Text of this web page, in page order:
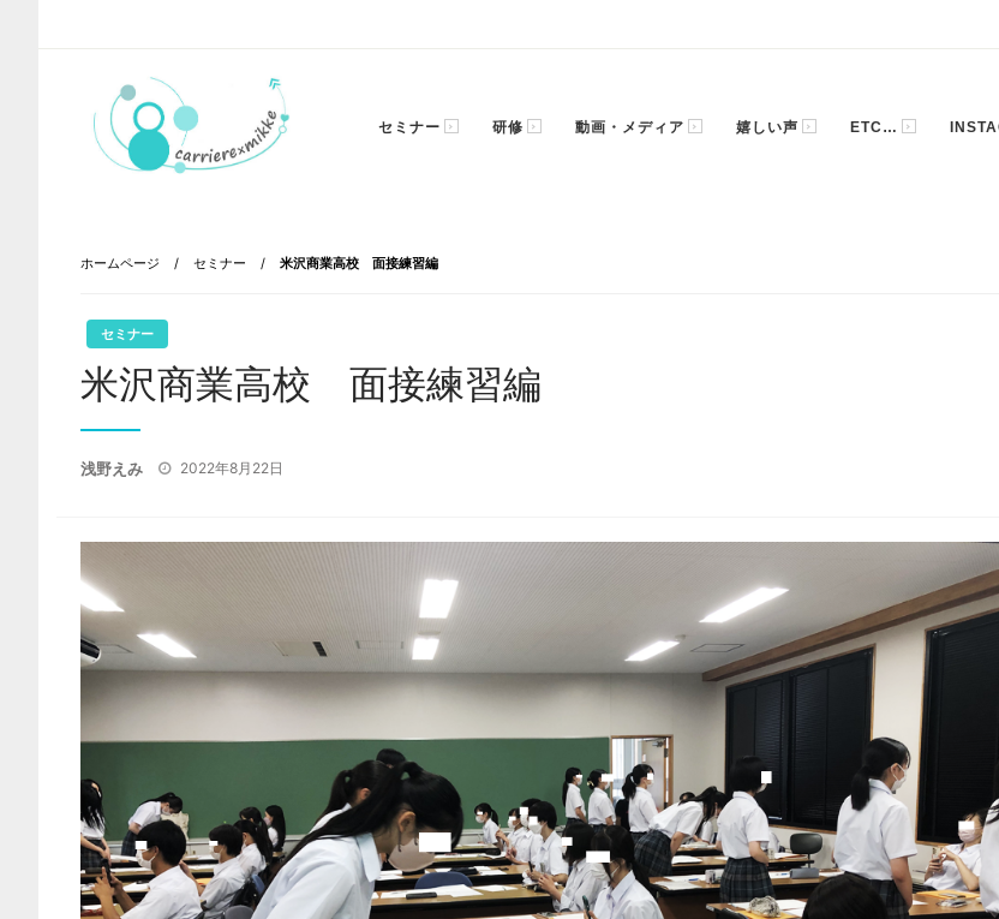
セミナー 研修 動画・メディア 嬉しい声 ETC…
ホームページ セミナー 米沢商業高校 面接練習編
セミナー
米沢商業高校 面接練習編
浅野えみ
投
2022年8月22日